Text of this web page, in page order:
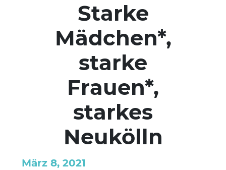
Starke
Mädchen*,
starke
Frauen*,
starkes
Neukölln
März 8, 2021